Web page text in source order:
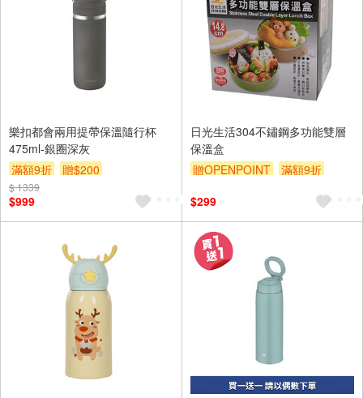
樂扣都會兩用提帶保溫隨行杯
475ml-銀圈深灰
滿額9折
贈$200
$ 1339
$999
日光生活304不鏽鋼多功能雙層
保溫盒
贈OPENPOINT
滿額9折
$299